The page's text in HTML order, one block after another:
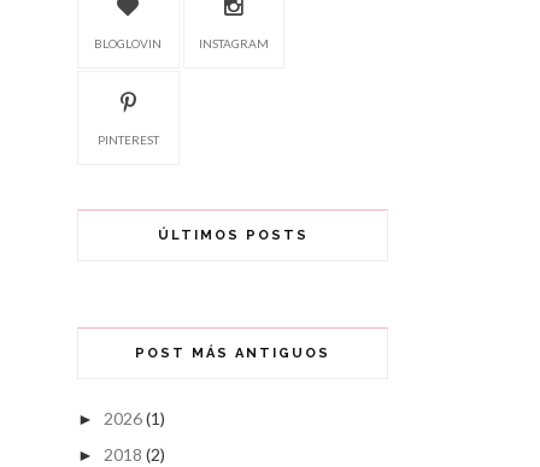
BLOGLOVIN INSTAGRAM
PINTEREST
ÚLTIMOS POSTS
POST MÁS ANTIGUOS
► 2026(1)
► 2018 (2)